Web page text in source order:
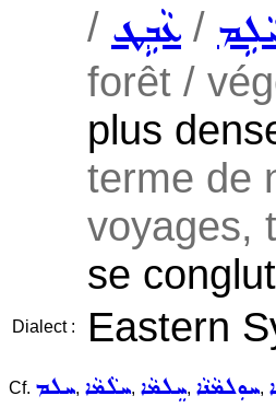
/ ܥܵܒܹܛ /
forêt /
plus
terme de
voyages,
se
Dialect : Eastern
Cf. ܚܠܡ, ܚܠܵܡܵܐ, ܚܸܠܡܵܐ, ܚܘܼܠܡܵܢܵܐ,